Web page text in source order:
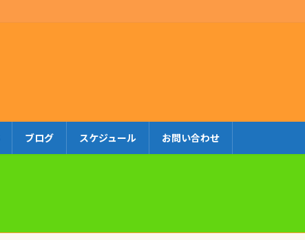
ブログ スケジュール お問い合わせ